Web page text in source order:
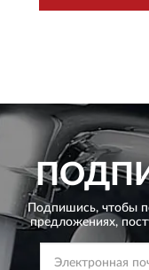
Подпишись, чтобы
предложениях,